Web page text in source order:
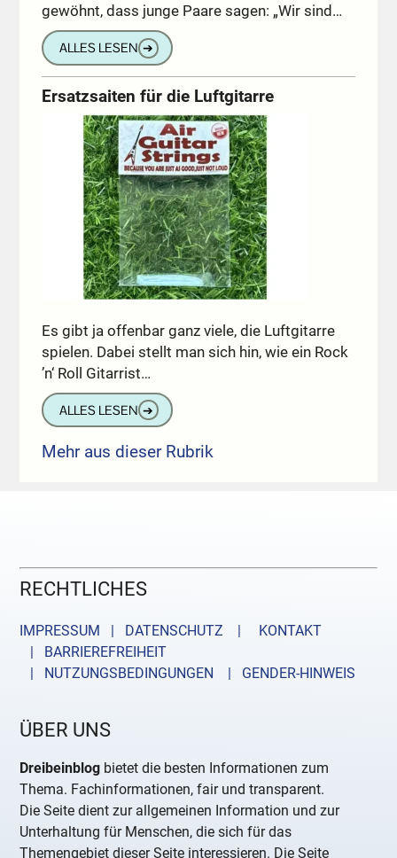
gewöhnt, dass junge Paare sagen: „Wir sind…
ALLES LESEN ➔
Ersatzsaiten für die Luftgitarre
Es gibt ja offenbar ganz viele, die Luftgitarre
spielen. Dabei stellt man sich hin, wie ein Rock
’n‘ Roll Gitarrist…
ALLES LESEN ➔
Mehr aus dieser Rubrik
RECHTLICHES
IMPRESSUM | DATENSCHUTZ |
KONTAKT
| BARRIEREFREIHEIT
| NUTZUNGSBEDINGUNGEN
| GENDER-HINWEIS
ÜBER UNS
Dreibeinblog bietet die besten Informationen zum
Thema. Fachinformationen, fair und transparent.
Die Seite dient zur allgemeinen Information und zur
Unterhaltung für Menschen, die sich für das
Themengebiet dieser Seite interessieren. Die Seite